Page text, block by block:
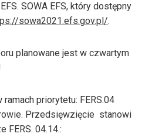
SOWA EFS, który dostępny
sowa2021.efs.gov.pl/.
planowane jest w czwartym
priorytetu: FERS.04
Przedsięwzięcie stanowi
FERS. 04.14.: